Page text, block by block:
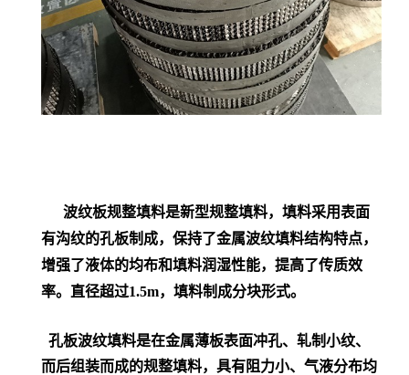
波纹板规整填料是新型规整填料，填料采用表面
有沟纹的孔板制成，保持了金属波纹填料结构特点，
增强了液体的均布和填料润湿性能，提高了传质效
率。直径超过1.5m，填料制成分块形式。
孔板波纹填料是在金属薄板表面冲孔、轧制小纹、
而后组装而成的规整填料，具有阻力小、气液分布均